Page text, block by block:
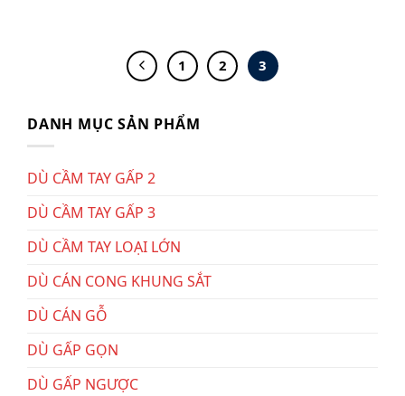
DANH MỤC SẢN PHẨM
DÙ CẦM TAY GẤP 2
DÙ CẦM TAY GẤP 3
DÙ CẦM TAY LOẠI LỚN
DÙ CÁN CONG KHUNG SẮT
DÙ CÁN GỖ
DÙ GẤP GỌN
DÙ GẤP NGƯỢC
1 2 3